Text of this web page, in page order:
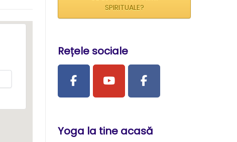
SPIRITUALE?
Rețele sociale
Yoga la tine acasă